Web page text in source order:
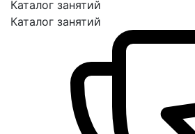
Каталог занятий
Каталог занятий